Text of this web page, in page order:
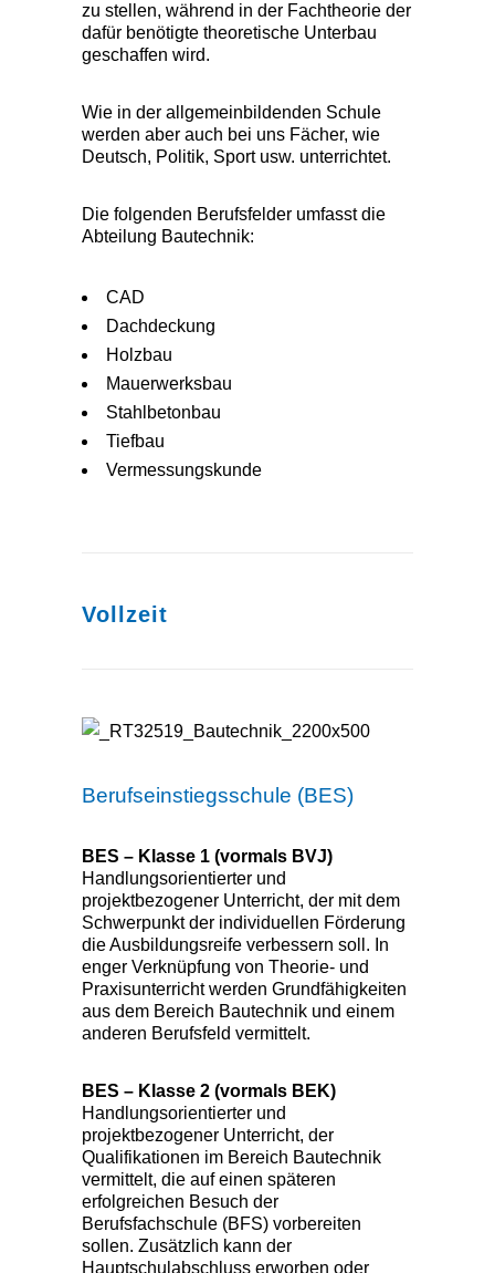
zu stellen, während in der Fachtheorie der
dafür benötigte theoretische Unterbau
geschaffen wird.
Wie in der allgemeinbildenden Schule
werden aber auch bei uns Fächer, wie
Deutsch, Politik, Sport usw. unterrichtet.
Die folgenden Berufsfelder umfasst die
Abteilung Bautechnik:
CAD
Dachdeckung
Holzbau
Mauerwerksbau
Stahlbetonbau
Tiefbau
Vermessungskunde
Vollzeit
Berufseinstiegsschule (BES)
BES – Klasse 1 (vormals BVJ)
Handlungsorientierter und
projektbezogener Unterricht, der mit dem
Schwerpunkt der individuellen Förderung
die Ausbildungsreife verbessern soll. In
enger Verknüpfung von Theorie- und
Praxisunterricht werden Grundfähigkeiten
aus dem Bereich Bautechnik und einem
anderen Berufsfeld vermittelt.
BES – Klasse 2 (vormals BEK)
Handlungsorientierter und
projektbezogener Unterricht, der
Qualifikationen im Bereich Bautechnik
vermittelt, die auf einen späteren
erfolgreichen Besuch der
Berufsfachschule (BFS) vorbereiten
sollen. Zusätzlich kann der
Hauptschulabschluss erworben oder